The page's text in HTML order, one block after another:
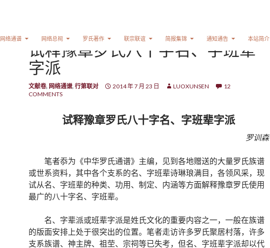
网络通谱 网络总祠 罗氏著作 联宗联谊 简报集锦 通知通告 本站简介
试释豫章罗氏八十字名、字班辈
字派
文献卷, 网络通谱, 行第联对 2014 年 7 月 23 日 LUOXUNSEN
12
COMMENTS
试释豫章罗氏八十字名、字班辈字派
罗训森
笔者忝为《中华罗氏通谱》主编，见到各地赠送的大量罗氏族谱
或世系资料，其中各个支系的名、字班辈诗琳琅满目，各领风采，现
试从名、字班辈的种类、功用、制定、内涵等方面解释豫章罗氏使用
最广的八十字名、字班辈。
名、字辈派或班辈字派是姓氏文化的重要内容之一，一般在族谱
的版面安排上处于很突出的位置。笔者走访许多罗氏聚居村落，许多
支系族谱、神主牌、祖茔、宗祠等已失考，但名、字班辈字派却以代